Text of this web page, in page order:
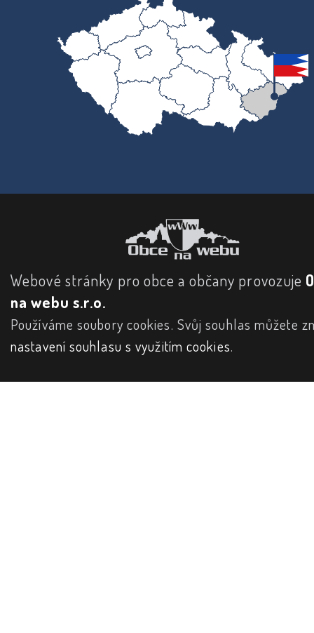
Webové stránky pro obce a občany provozuje
na webu s.r.o.
Používáme soubory cookies. Svůj souhlas můžete
nastavení souhlasu s využitím cookies.